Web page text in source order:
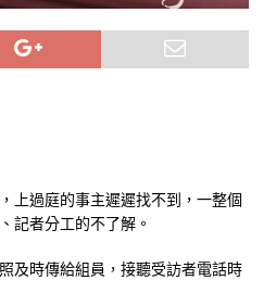
上過庭的事主遲遲找不到，一整個
記者分工的不了解。
及時傳給組員，接聽受訪者電話時